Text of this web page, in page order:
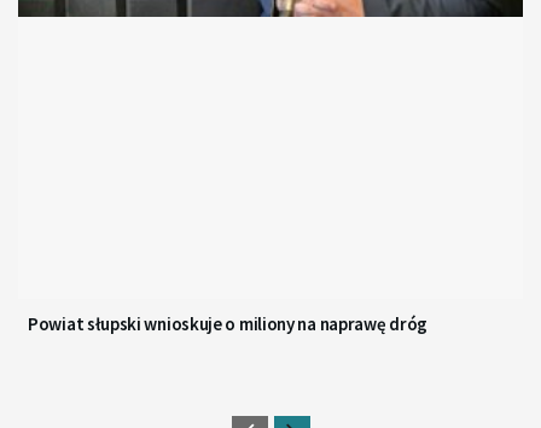
Powiat słupski wnioskuje o miliony na naprawę dróg